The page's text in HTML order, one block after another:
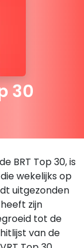
30
BRT Top 30, is
wekelijks op
uitgezonden
zijn
tot de
van de